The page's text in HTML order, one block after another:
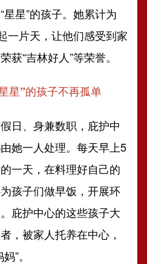
星”的孩子。她累计为
一片天，让他们感受到家
获“吉林好人”等荣誉。
星”的孩子不再孤单
、身兼数职，庇护中
她一人处理。每天早上5
一天，在料理好自己的
孩子们做早饭，开展环
庇护中心的这些孩子大
，被家人托养在中心，
”。